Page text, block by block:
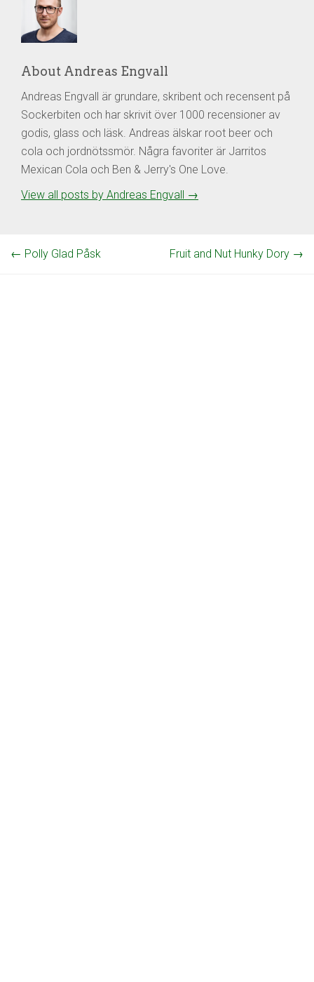
About Andreas Engvall
Andreas Engvall är grundare, skribent och recensent på
Sockerbiten och har skrivit över 1000 recensioner av
godis, glass och läsk. Andreas älskar root beer och
cola och jordnötssmör. Några favoriter är Jarritos
Mexican Cola och Ben & Jerry's One Love.
View all posts by Andreas Engvall
→
← Polly Glad Påsk Fruit and Nut Hunky Dory →